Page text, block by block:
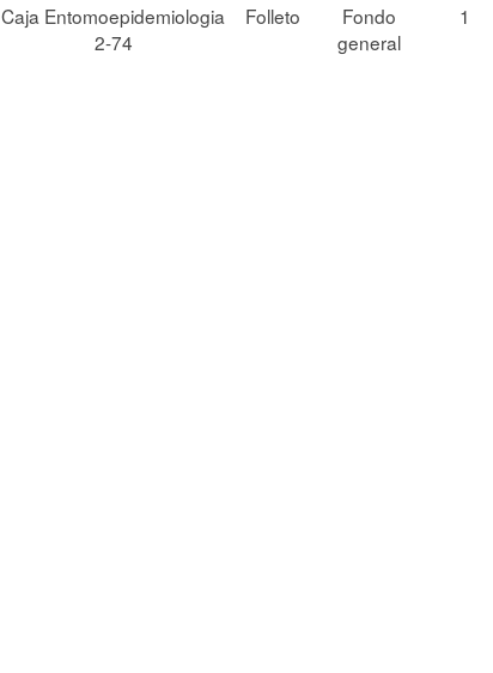
Caja Entomoepidemiologia
2-74
Folleto
Fondo
general
1